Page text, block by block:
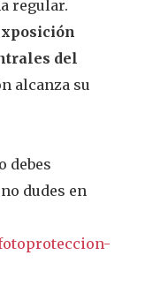
regular.
del
alcanza su
debes
dudes en